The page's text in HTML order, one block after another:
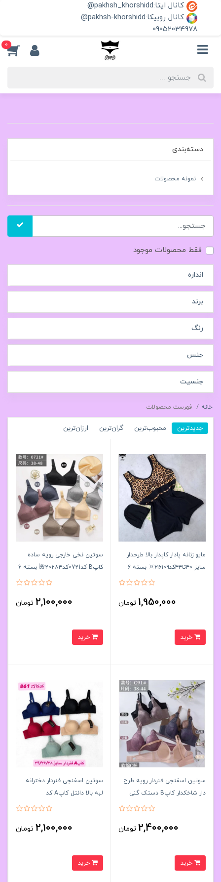
کانال ایتا:pakhsh_khorshidd@
کانال روبیکا:pakhsh-khorshidd@
09052034978
0
دسته‌بندی
نمونه محصولات
فقط محصولات موجود
اندازه
برند
رنگ
جنس
جنسیت
خانه فهرست محصولات
جدیدترین محبوب‌ترین گران‌ترین ارزان‌ترین
مایو زنانه پادار کاپدار بالا طرحدار
سایز ۴۰تا۴۴کد۶۱۶۱۰۹🌞 بسته 6
1,950,000 تومان
سوتین نخی خارجی رویه ساده
کاپB کد0721کد۲۰۲۸۴🌺 بسته 6
2,100,000 تومان
سوتین اسفنجی فنردار رویه طرح
دار شاخکدار کاپB دستک گنی
2,400,000 تومان
سوتین اسفنجی فنردار دخترانه
لبه بالا دانتل کاپA کد
2,100,000 تومان